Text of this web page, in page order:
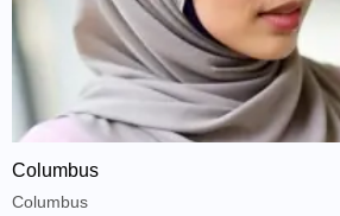
Columbus
Columbus